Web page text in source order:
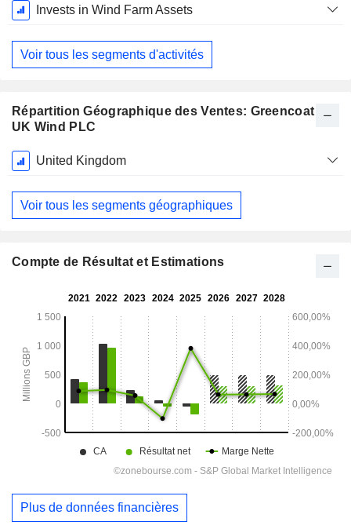
Période
Fiscale:
Décembre
Invests in Wind Farm Assets
Voir tous les segments d'activités
Répartition Géographique des Ventes: Greencoat
UK Wind PLC
Période
Fiscale:
Décembre
United Kingdom
Voir tous les segments géographiques
Compte de Résultat et Estimations
Plus de données financières